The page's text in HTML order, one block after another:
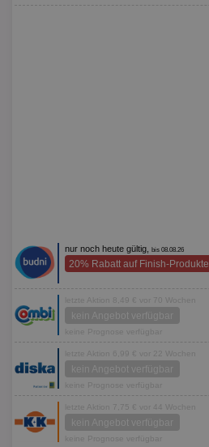
nur noch heute gültig, bis 08.08.26
20% Rabatt auf Finish-Produkte
letzte Aktion 8,49 € vor 70 Wochen
kein Angebot verfügbar
keine Prognose verfügbar
letzte Aktion 6,99 € vor 22 Wochen
kein Angebot verfügbar
keine Prognose verfügbar
letzte Aktion 7,75 € vor 44 Wochen
kein Angebot verfügbar
keine Prognose verfügbar